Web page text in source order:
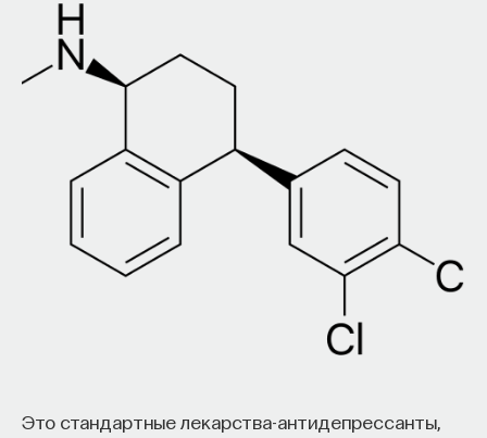
Это стандартные лекарства-антидепрессанты,